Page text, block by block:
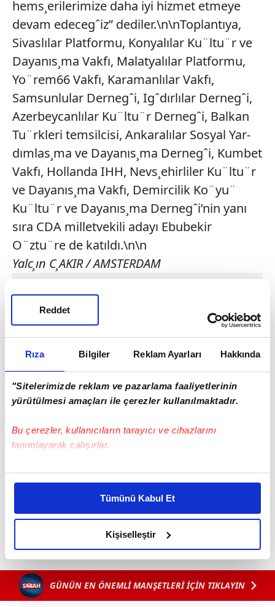
Rıza Bilgiler Reklam Ayarları Hakkında
"Sitelerimizde reklam ve pazarlama faaliyetlerinin
yürütülmesi amaçları ile çerezler kullanılmaktadır.
Bu çerezler, kullanıcıların tarayıcı ve cihazlarını
tanımlayarak çalışırlar.
Bu çerezlere izin vermeniz halinde sizlere özel
daha iyi reklam deneyimi yaşatabiliriz. Bunu yaparken
amacımızın size daha iyi bir reklam deneyimi sunmak
olduğunu ve sizlere en iyi içerikleri sunabilmek adına
elimizden gelen çabayı gösterdiğimizi ve bu noktada,
reklamların maliyetlerimizi karşılamak noktasında tek gelir
kalemimiz olduğunu sizlere hatırlatmak isteriz.
Tümünü Kabul Et
Kişiselleştir
Reddet
hems¸erilerimize daha iyi hizmet etmeye
devam edecegˆiz” dediler.\n\nToplantıya,
Sivaslılar Platformu, Konyalılar Ku¨ltu¨r ve
Dayanıs¸ma Vakfı, Malatyalılar Platformu,
Yo¨rem66 Vakfı, Karamanlılar Vakfı,
Samsunlular Dernegˆi, Igˆdırlılar Dernegˆi,
Azerbeycanlılar Ku¨ltu¨r Dernegˆi, Balkan
Tu¨rkleri temsilcisi, Ankaralılar Sosyal Yar-
dımlas¸ma ve Dayanıs¸ma Dernegˆi, Kumbet
Vakfı, Hollanda IHH, Nevs¸ehirliler Ku¨ltu¨r
ve Dayanıs¸ma Vakfı, Demircilik Ko¨yu¨
Ku¨ltu¨r ve Dayanıs¸ma Dernegˆi’nin yanı
sıra CDA milletvekili adayı Ebubekir
O¨ztu¨re de katıldı.\n\n
Yalc¸ın C¸AKIR / AMSTERDAM
GÜNÜN EN ÖNEMLİ MANŞETLERİ İÇİN TIKLAYIN